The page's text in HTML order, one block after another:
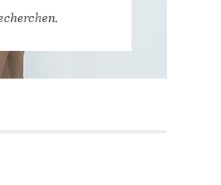
Abschlussarbeiten bei